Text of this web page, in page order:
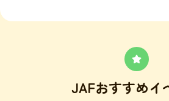
JAFおすすめイ